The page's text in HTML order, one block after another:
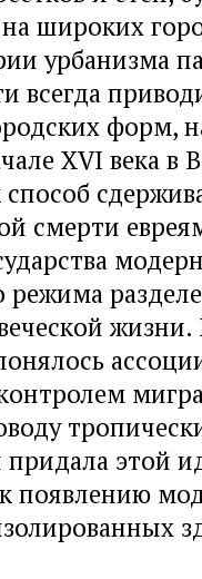
широких
урбанизма
всегда
форм,
XVI века в
способ
смерти
жизни.
придала этой
появлению